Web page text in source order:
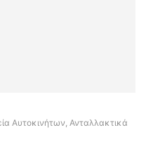
Αυτοκινήτων, Ανταλλακτικά